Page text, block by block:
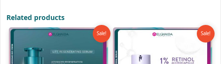
Related products
Sale! Sale!